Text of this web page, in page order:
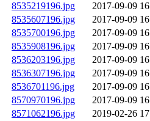
8535219196.jpg
2017-09-09
8535607196.jpg
2017-09-09
8535700196.jpg
2017-09-09
8535908196.jpg
2017-09-09
8536203196.jpg
2017-09-09
8536307196.jpg
2017-09-09
8536701196.jpg
2017-09-09
8570970196.jpg
2017-09-09
8571062196.jpg
2019-02-26